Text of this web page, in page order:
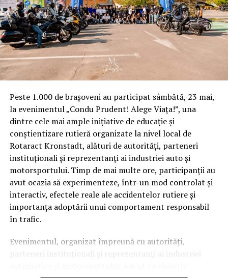
Cel mai vândut model electric pe continentul european,
Renault Zoe, este deja însoţit pe piaţă de „colegi”
precum Kangoo şi Twizy, iar investiţia de circa 1 miliard
de euro făcută în acest an va asigura o platformă special
dedicată viitoarelor maşini electrice ale Alianţei
Renault-Nissan-Mitsubishi. Carlos Ghosn a anunţat deja
că în gama Renault vor exista opt maşini electrice în
2022, iar Gilles Normand, şeful programului pentru
vehicule electrice al grupului francez, a declarat că nu
mai puţin de 50% din întreaga gamă Renault va fi
electrificată. Acest procent include 20% maşini electrice
va fi comercializat iniţial în China, Renault va oferi în
Peste 1.000 de brașoveni au participat sâmbătă, 23 mai,
la evenimentul „Condu Prudent! Alege Viața!”, una
dintre cele mai ample inițiative de educație și
conștientizare rutieră organizate la nivel local de
Rotaract Kronstadt, alături de autorități, parteneri
instituționali și reprezentanți ai industriei auto și
motorsportului. Timp de mai multe ore, participanții au
avut ocazia să experimenteze, într-un mod controlat și
interactiv, efectele reale ale accidentelor rutiere și
importanța adoptării unui comportament responsabil
în trafic.
Evenimentul, organizat împreună cu autorități,
parteneri instituționali și reprezentanți ai industriei